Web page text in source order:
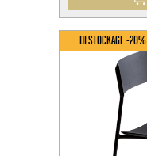
DESTOCKAGE -20%